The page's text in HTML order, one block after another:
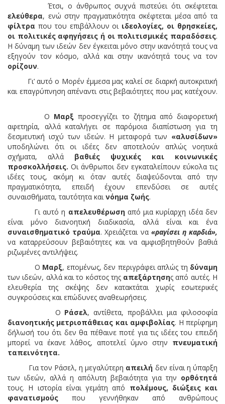
Έτσι, ο άνθρωπος συχνά πιστεύει ότι σκέφτεται
ελεύθερα, ενώ στην πραγματικότητα σκέφτεται μέσα από τα
φίλτρα που του επιβάλλουν οι ιδεολογίες, οι θρησκείες,
οι πολιτικές αφηγήσεις ή οι πολιτισμικές παραδόσεις.
Η δύναμη των ιδεών δεν έγκειται μόνο στην ικανότητά τους να
εξηγούν τον κόσμο, αλλά και στην ικανότητά τους να τον
ορίζουν.
Γι’ αυτό ο Μορέν έμμεσα μας καλεί σε διαρκή αυτοκριτική
και επαγρύπνηση απέναντι στις βεβαιότητες που μας κατέχουν.
Ο Μαρξπροσεγγίζει το ζήτημα από διαφορετική
αφετηρία, αλλά καταλήγει σε παρόμοια διαπίστωση για τη
δεσμευτική ισχύ των ιδεών. Η μεταφορά των «αλυσίδων»
υποδηλώνει ότι οι ιδέες δεν αποτελούν απλώς νοητικά
σχήματα, αλλά βαθιές ψυχικές και κοινωνικές
προσκολλήσεις. Οι άνθρωποι δεν εγκαταλείπουν εύκολα τις
ιδέες τους, ακόμη κι όταν αυτές διαψεύδονται από την
πραγματικότητα, επειδή έχουν επενδύσει σε αυτές
συναισθήματα, ταυτότητα καινόημα ζωής.
Γι αυτό η απελευθέρωσηαπό μια κυρίαρχη ιδέα δεν
είναι μόνο διανοητική διαδικασία, αλλά είναι και ένα
συναισθηματικό τραύμα. Χρειάζεται να «ραγίσει η καρδιά»,
να καταρρεύσουν βεβαιότητες και να αμφισβητηθούν βαθιά
ριζωμένες αντιλήψεις.
Ο Μαρξ, επομένως, δεν περιγράφει απλώς τη δύναμη
των ιδεών, αλλά και το κόστος της απεξάρτησης από αυτές. Η
ελευθερία της σκέψης δεν κατακτάται χωρίς εσωτερικές
συγκρούσεις και επώδυνες αναθεωρήσεις.
Ο Ράσελ, αντίθετα, προβάλλει μια φιλοσοφία
διανοητικής μετριοπάθειας και αμφιβολίας. Η περίφημη
δήλωσή του ότι δεν θα πέθαινε ποτέ για τις ιδέες του επειδή
μπορεί να έκανε λάθος, αποτελεί ύμνο στην πνευματική
ταπεινότητα.
Για τον Ράσελ, η μεγαλύτερη απειλή δεν είναι η ύπαρξη
των ιδεών, αλλά η απόλυτη βεβαιότητα για την ορθότητά
τους. Η ιστορία είναι γεμάτη από πολέμους, διώξεις και
φανατισμούς που γεννήθηκαν από ανθρώπους